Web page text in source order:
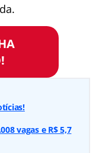
vagas e R$ 5,7